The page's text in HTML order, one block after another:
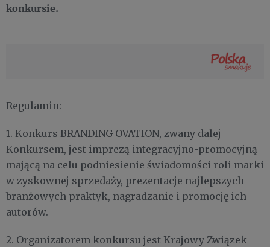
konkursie.
Regulamin:
1. Konkurs BRANDING OVATION, zwany dalej
Konkursem, jest imprezą integracyjno-promocyjną
mającą na celu podniesienie świadomości roli marki
w zyskownej sprzedaży, prezentacje najlepszych
branżowych praktyk, nagradzanie i promocję ich
autorów.
2. Organizatorem konkursu jest Krajowy Związek